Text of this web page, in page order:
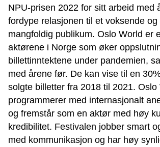
NPU-prisen 2022 for sitt arbeid med
fordype relasjonen til et voksende
mangfoldig publikum. Oslo World er
aktørene i Norge som øker
billettinntektene under pandemien,
med årene før. De kan vise til en
solgte billetter fra 2018 til 2021. Oslo
programmerer med internasjonalt
og fremstår som en aktør med høy
kredibilitet. Festivalen jobber smart
med kommunikasjon og har høy